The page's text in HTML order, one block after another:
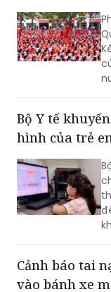
Bộ Y tế
hình của trẻ
Cảnh báo tai
vào bánh xe